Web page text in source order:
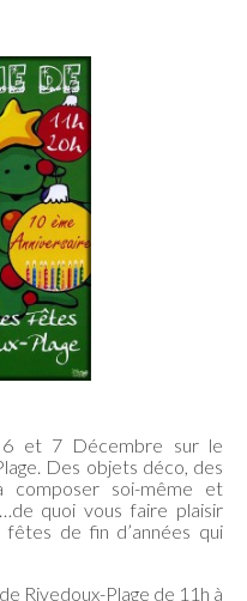
6 et 7 Décembre sur le
Des objets déco, des
composer soi-même et
quoi vous faire plaisir
fêtes de fin d’années qui
Rivedoux-Plage de 11h à